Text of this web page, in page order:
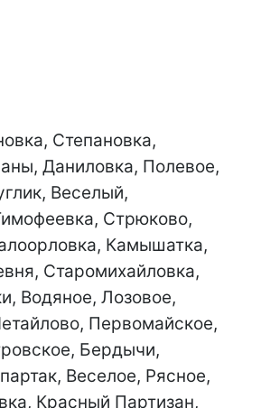
Степановка,
Даниловка, Полевое,
Веселый,
Стрюково,
Камышатка,
Старомихайловка,
Водяное, Лозовое,
Первомайское,
Бердычи,
Веселое, Рясное,
Красный Партизан,